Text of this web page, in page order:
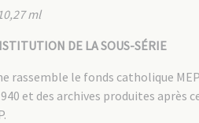
ml
DE LA SOUS-SÉRIE
rassemble le fonds catholique
et des archives produites